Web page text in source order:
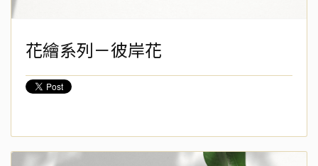
花繪系列－彼岸花